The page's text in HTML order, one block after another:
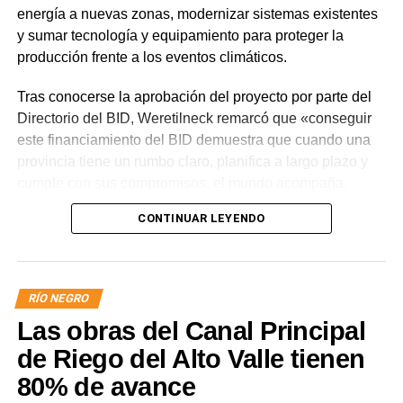
energía a nuevas zonas, modernizar sistemas existentes
y sumar tecnología y equipamiento para proteger la
producción frente a los eventos climáticos.
Tras conocerse la aprobación del proyecto por parte del
Directorio del BID, Weretilneck remarcó que «conseguir
este financiamiento del BID demuestra que cuando una
provincia tiene un rumbo claro, planifica a largo plazo y
Estos fondos llegan porque Río Negro tiene un proyecto
de desarrollo serio, con obras concretas y una visión de
El monto total del Programa es de US$ 85 millones.
De ese total, US$ 80 millones serán financiados con
recursos del Banco Interamericano de Desarrollo y
US$ 5 millones con recursos propios de la provincia
de Río Negro.
CONTINUAR LEYENDO
RÍO NEGRO
Las obras del Canal Principal
de Riego del Alto Valle tienen
80% de avance